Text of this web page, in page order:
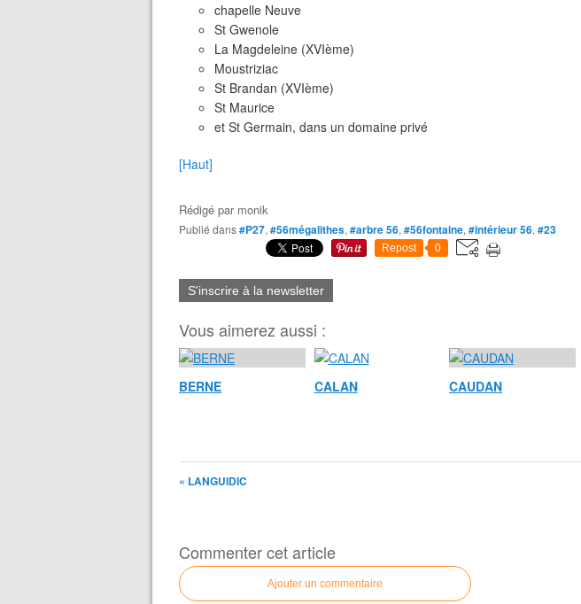
chapelle Neuve
St Gwenole
La Magdeleine (XVIème)
Moustriziac
St Brandan (XVIème)
St Maurice
et St Germain, dans un domaine privé
[Haut]
Rédigé par monik
Publié dans#P27, #56mégalithes, #arbre 56, #56fontaine, #intérieur 56, #23
Repost 0
S'inscrire à la newsletter
Vous aimerez aussi :
BERNE CALAN
CAUDAN
« LANGUIDIC
Commenter cet article
Ajouter un commentaire